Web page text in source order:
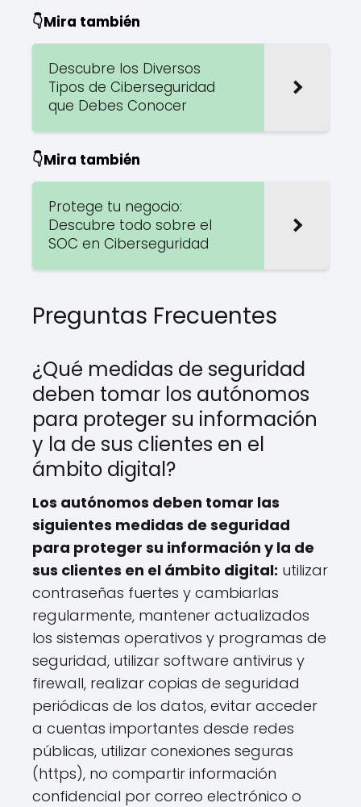
👇Mira también
Descubre los Diversos
Tipos de Ciberseguridad
que Debes Conocer
👇Mira también
Protege tu negocio:
Descubre todo sobre el
SOC en Ciberseguridad
Preguntas Frecuentes
¿Qué medidas de seguridad
deben tomar los autónomos
para proteger su información
y la de sus clientes en el
ámbito digital?
Los autónomos deben tomar las
siguientes medidas de seguridad
para proteger su información y la de
sus clientes en el ámbito digital: utilizar
contraseñas fuertes y cambiarlas
regularmente, mantener actualizados
los sistemas operativos y programas de
seguridad, utilizar software antivirus y
firewall, realizar copias de seguridad
periódicas de los datos, evitar acceder
a cuentas importantes desde redes
públicas, utilizar conexiones seguras
(https), no compartir información
confidencial por correo electrónico o